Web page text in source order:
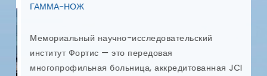
ГАММА-НОЖ
Мемориальный научно-исследовательский
институт Фортис — это передовая
многопрофильная больница, аккредитованная JCI